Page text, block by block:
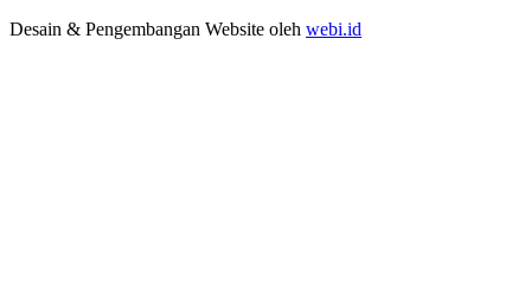
Desain & Pengembangan Website oleh webi.id